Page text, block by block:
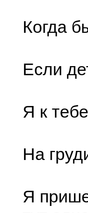
Когда
Если
Я к
На
Я